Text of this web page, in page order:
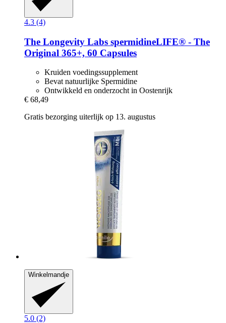
4.3 (4)
The Longevity Labs spermidineLIFE® -​ The
Original 365+, 60 Capsules
Kruiden voedingssupplement
Bevat natuurlijke Spermidine
Ontwikkeld en onderzocht in Oostenrijk
€ 68,49
Gratis bezorging uiterlijk op 13. augustus
Winkelmandje
5.0 (2)